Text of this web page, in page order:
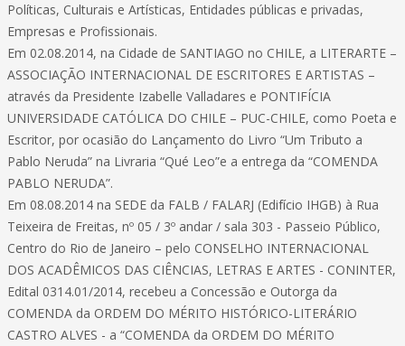
Políticas, Culturais e Artísticas, Entidades públicas e privadas,
Empresas e Profissionais.
Em 02.08.2014, na Cidade de SANTIAGO no CHILE, a LITERARTE –
ASSOCIAÇÃO INTERNACIONAL DE ESCRITORES E ARTISTAS –
através da Presidente Izabelle Valladares e PONTIFÍCIA
UNIVERSIDADE CATÓLICA DO CHILE – PUC-CHILE, como Poeta e
Escritor, por ocasião do Lançamento do Livro “Um Tributo a
Pablo Neruda” na Livraria “Qué Leo”e a entrega da “COMENDA
PABLO NERUDA”.
Em 08.08.2014 na SEDE da FALB / FALARJ (Edifício IHGB) à Rua
Teixeira de Freitas, nº 05 / 3º andar / sala 303 - Passeio Público,
Centro do Rio de Janeiro – pelo CONSELHO INTERNACIONAL
DOS ACADÊMICOS DAS CIÊNCIAS, LETRAS E ARTES - CONINTER,
Edital 0314.01/2014, recebeu a Concessão e Outorga da
COMENDA da ORDEM DO MÉRITO HISTÓRICO-LITERÁRIO
CASTRO ALVES - a “COMENDA da ORDEM DO MÉRITO